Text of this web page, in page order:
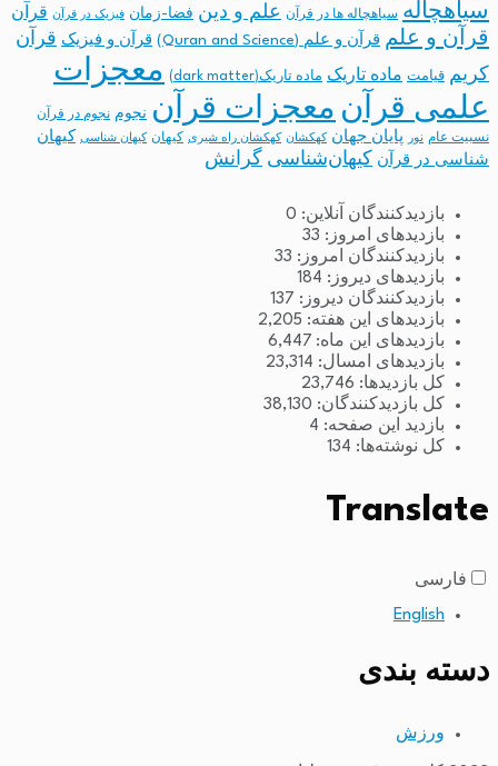
سیاهچاله سیاهچاله ها در قرآن علم و دین فضا-زمان فیزیک در قرآن قرآن
قرآن و علم قرآن و علم (Quran and Science) قرآن و فیزیک قرآن
کریم قیامت ماده تاریک ماده تاریک(dark matter)
معجزات
علمی قرآن معجزات قرآن نجوم نجوم در قرآن
نسبیت عام نور پایان جهان کهکشان کهکشان راه شیری کیهان کیهان شناسی
کیهان
شناسی در قرآن
کیهان‌شناسی گرانش
بازدیدکنندگان آنلاین: 0
بازدیدهای امروز: 33
بازدیدکنندگان امروز: 33
بازدیدهای دیروز: 184
بازدیدکنندگان دیروز: 137
بازدیدهای این هفته: 2,205
بازدیدهای این ماه: 6,447
بازدیدهای امسال: 23,314
کل بازدیدها: 23,746
کل بازدیدکنند‌گان: 38,130
بازدید این صفحه: 4
کل نوشته‌ها: 134
Translate
فارسی
English
دسته بندی
ورزش